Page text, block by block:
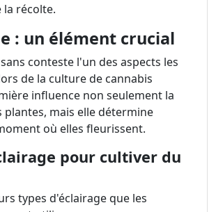
la récolte.
: un élément crucial
conteste l'un des aspects les
de la culture de cannabis
influence non seulement la
plantes, mais elle détermine
où elles fleurissent.
pour cultiver du
types d'éclairage que les